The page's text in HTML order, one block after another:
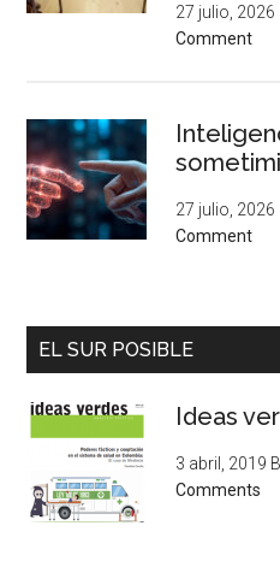
27 julio, 2026
Comment
27 julio, 2026
Comment
EL SUR POSIBLE
Ideas
3 abril, 2019
Comments